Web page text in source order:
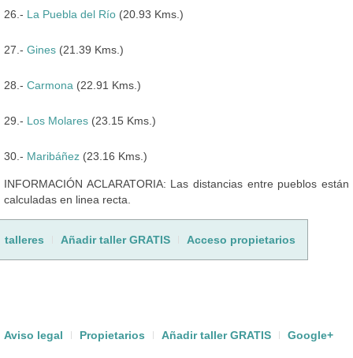
26.- La Puebla del Río (20.93 Kms.)
27.- Gines (21.39 Kms.)
28.- Carmona (22.91 Kms.)
29.- Los Molares (23.15 Kms.)
30.- Maribáñez (23.16 Kms.)
INFORMACIÓN ACLARATORIA: Las distancias entre pueblos están
calculadas en linea recta.
talleres Añadir taller GRATIS Acceso propietarios
Aviso legal Propietarios Añadir taller GRATIS Google+